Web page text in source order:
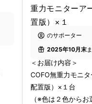
重力モニターア
置版）×１
のサポーター
2025年10月末
＜お届け内容＞
COFO無重力モニ
配置版）×１台
（※色は２色から